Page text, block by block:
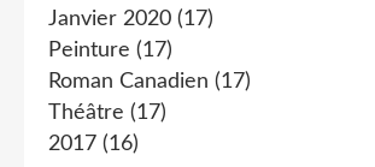
Janvier 2020 (17)
Peinture (17)
Roman Canadien (17)
Théâtre (17)
2017 (16)